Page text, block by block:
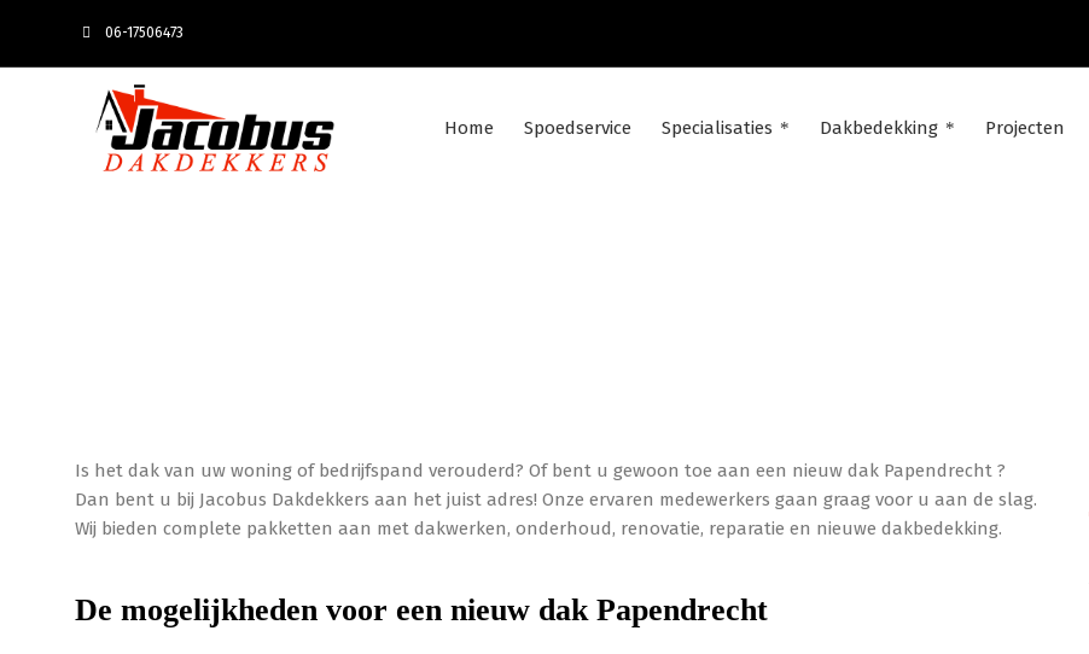
06-17506473
Home Spoedservice Specialisaties Dakbedekking Projecten
Is het dak van uw woning of bedrijfspand verouderd? Of bent u gewoon toe aan een nieuw dak Papendrecht ?
Dan bent u bij Jacobus Dakdekkers aan het juist adres! Onze ervaren medewerkers gaan graag voor u aan de slag.
Wij bieden complete pakketten aan met dakwerken, onderhoud, renovatie, reparatie en nieuwe dakbedekking.
De mogelijkheden voor een nieuw dak Papendrecht